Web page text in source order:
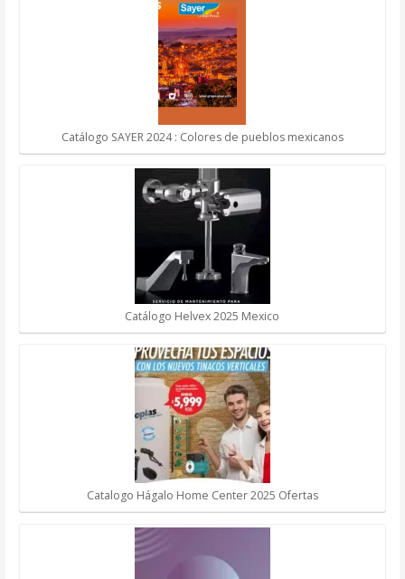
Catálogo SAYER 2024 : Colores de pueblos mexicanos
Catálogo Helvex 2025 Mexico
Catalogo Hágalo Home Center 2025 Ofertas